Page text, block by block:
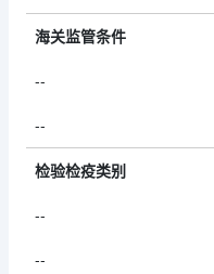
海关监管条件
--
--
检验检疫类别
--
--